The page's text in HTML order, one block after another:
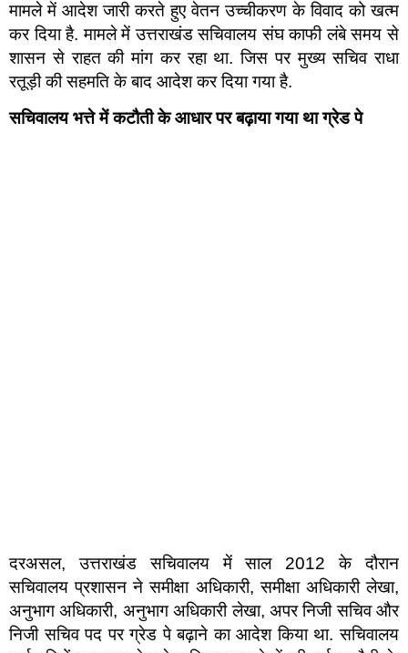
मामले में आदेश जारी करते हुए वेतन उच्चीकरण के विवाद को खत्म
कर दिया है. मामले में उत्तराखंड सचिवालय संघ काफी लंबे समय से
शासन से राहत की मांग कर रहा था. जिस पर मुख्य सचिव राधा
रतूड़ी की सहमति के बाद आदेश कर दिया गया है.
सचिवालय भत्ते में कटौती के आधार पर बढ़ाया गया था ग्रेड पे
दरअसल, उत्तराखंड सचिवालय में साल 2012 के दौरान
सचिवालय प्रशासन ने समीक्षा अधिकारी, समीक्षा अधिकारी लेखा,
अनुभाग अधिकारी, अनुभाग अधिकारी लेखा, अपर निजी सचिव और
निजी सचिव पद पर ग्रेड पे बढ़ाने का आदेश किया था. सचिवालय